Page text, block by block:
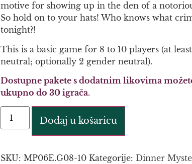
motive for showing up in the den of a
So hold on to your hats! Who knows what
tonight?!
This is a basic game for 8 to 10 players (at
neutral; optionally 2 gender neutral).
Dostupne pakete s dodatnim likovima
ukupno do 30 igrača.
Dodaj u košaricu
SKU: MP06E.G08-10 Kategorije: Dinner